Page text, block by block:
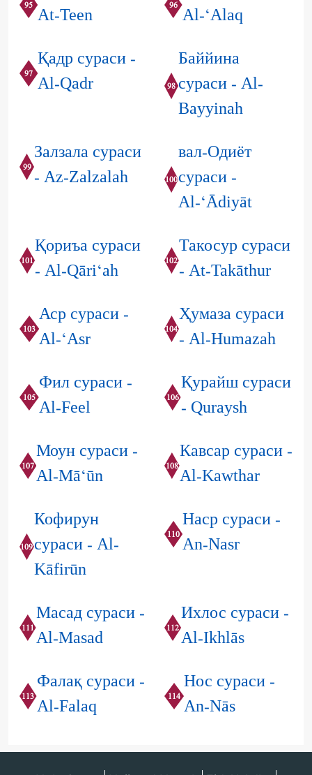
95 At-Teen
96 Al-‘Alaq
97 Қадр сураси -
Al-Qadr
98
Баййина
сураси - Al-
Bayyinah
99 Залзала сураси
- Az-Zalzalah
100
вал-Одиёт
сураси -
Al-‘Ādiyāt
101Қориъа сураси
- Al-Qāri‘ah
102Такосур сураси
- At-Takāthur
103 Аср сураси -
Al-‘Asr
104Ҳумаза сураси
- Al-Humazah
105 Фил сураси -
Al-Feel
106Қурайш сураси
- Quraysh
107Моун сураси -
Al-Mā‘ūn
108Кавсар сураси -
Al-Kawthar
109
Кофирун
сураси - Al-
Kāfirūn
110 Наср сураси -
An-Nasr
111Масад сураси -
Al-Masad
112Ихлос сураси -
Al-Ikhlās
113 Фалақ сураси -
Al-Falaq
114 Нос сураси -
An-Nās